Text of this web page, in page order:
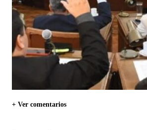
+ Ver comentarios